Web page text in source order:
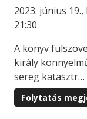
2023. június
21:30
A könyv
király
sereg katasztr…
Folytatás